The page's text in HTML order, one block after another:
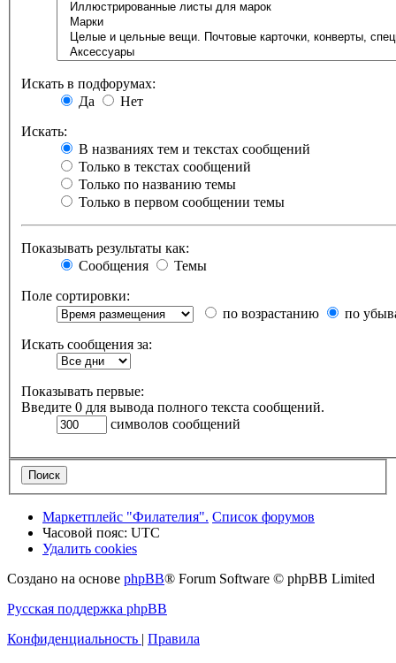
Искать в подфорумах:
Да
Нет
Искать:
В названиях тем и текстах сообщений
Только в текстах сообщений
Только по названию темы
Только в первом сообщении темы
Показывать результаты как:
Сообщения
Темы
Поле сортировки:
по возрастанию
по
Искать сообщения за:
Показывать первые:
Введите 0 для вывода полного текста сообщений.
символов сообщений
Маркетплейс "Филателия". Список форумов
Часовой пояс: UTC
Удалить cookies
Создано на основе phpBB® Forum Software © phpBB Limited
Русская поддержка phpBB
Конфиденциальность | Правила